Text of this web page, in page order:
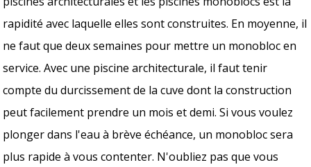
rapidité avec laquelle elles sont construites. En moyenne, il
ne faut que deux semaines pour mettre un monobloc en
service. Avec une piscine architecturale, il faut tenir
compte du durcissement de la cuve dont la construction
peut facilement prendre un mois et demi. Si vous voulez
plonger dans l'eau à brève échéance, un monobloc sera
plus rapide à vous contenter. N'oubliez pas que vous